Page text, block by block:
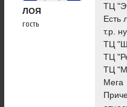
ЛОЯ
гость
ТЦ
Есть
т.р.
ТЦ
ТЦ
ТЦ
Мега